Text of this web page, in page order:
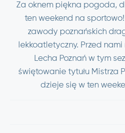
Za oknem piękna pogoda,
ten weekend na
zawody poznańskich
lekkoatletyczny. Przed
Lecha Poznań w tym
świętowanie tytułu Mistrza
dzieje się w ten